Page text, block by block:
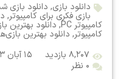
دانلود بازی, دانلود بازی
بازی فکری برای کامپیوتر,
کامپیوتر PC , دانلود بهترین
کامپیوتر, دانلود بهترین
۸,۲۰۷ بازدید
۱۵ آبان ۱۴۰۳
۰ نظر